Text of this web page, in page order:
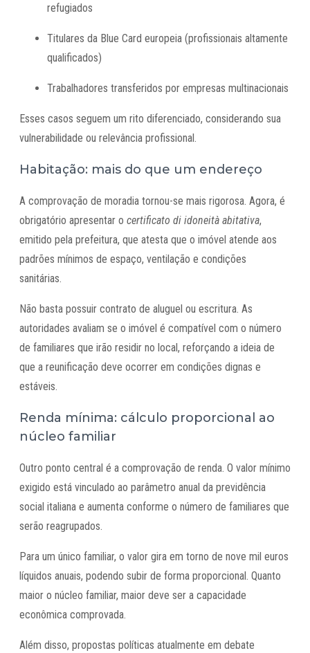
refugiados
Titulares da Blue Card europeia (profissionais altamente
qualificados)
Trabalhadores transferidos por empresas multinacionais
Esses casos seguem um rito diferenciado, considerando sua
vulnerabilidade ou relevância profissional.
Habitação: mais do que um endereço
A comprovação de moradia tornou-se mais rigorosa. Agora, é
obrigatório apresentar o certificato di idoneità abitativa,
emitido pela prefeitura, que atesta que o imóvel atende aos
padrões mínimos de espaço, ventilação e condições
sanitárias.
Não basta possuir contrato de aluguel ou escritura. As
autoridades avaliam se o imóvel é compatível com o número
de familiares que irão residir no local, reforçando a ideia de
que a reunificação deve ocorrer em condições dignas e
estáveis.
Renda mínima: cálculo proporcional ao
núcleo familiar
Outro ponto central é a comprovação de renda. O valor mínimo
exigido está vinculado ao parâmetro anual da previdência
social italiana e aumenta conforme o número de familiares que
serão reagrupados.
Para um único familiar, o valor gira em torno de nove mil euros
líquidos anuais, podendo subir de forma proporcional. Quanto
maior o núcleo familiar, maior deve ser a capacidade
econômica comprovada.
Além disso, propostas políticas atualmente em debate